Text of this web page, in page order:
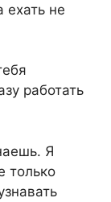
ехать не
работать
Я
только